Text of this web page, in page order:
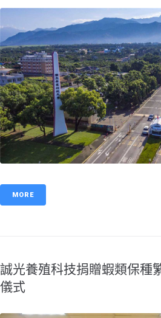
MORE
誠光養殖科技捐贈蝦類保種
儀式